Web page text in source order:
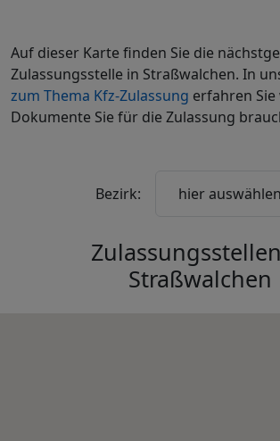
Auf dieser Karte finden Sie die
Zulassungsstelle in Straßwalchen. In
zum Thema Kfz-Zulassung erfahren Sie
Dokumente Sie für die Zulassung
Bezirk: hier auswählen
Straßwalchen